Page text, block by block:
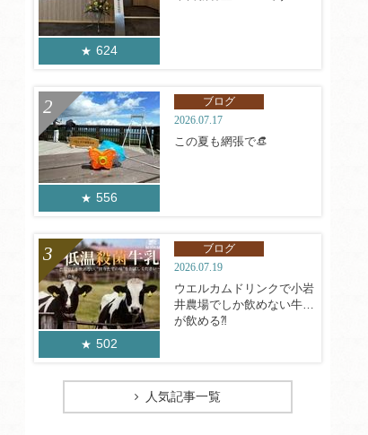
624
556
ブログ
2026.07.17
この夏も網張で👒
502
ブログ
2026.07.19
ウエルカムドリンクで小岩
井農場でしか飲めない牛乳
が飲める⁈
人気記事一覧